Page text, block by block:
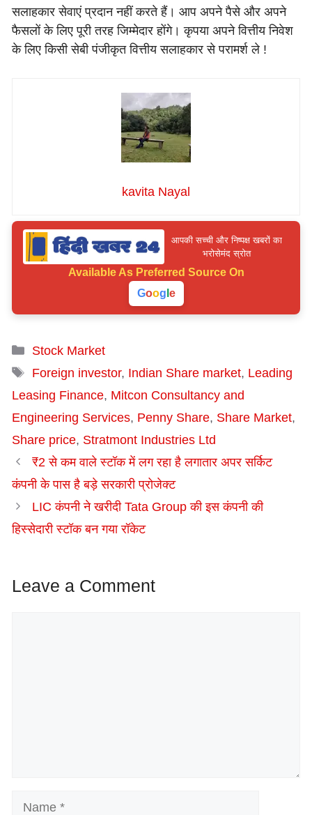
सलाहकार सेवाएं प्रदान नहीं करते हैं। आप अपने पैसे और अपने
फैसलों के लिए पूरी तरह जिम्मेदार होंगे। कृपया अपने वित्तीय निवेश
के लिए किसी सेबी पंजीकृत वित्तीय सलाहकार से परामर्श ले !
kavita Nayal
आपकी सच्ची और निष्पक्ष खबरों का
भरोसेमंद स्रोत
Available As Preferred Source On
Goog e
Categories
Stock Market
Tags
Foreign investor, Indian Share market, Leading
Leasing Finance, Mitcon Consultancy and
Engineering Services, Penny Share, Share Market,
Share price, Stratmont Industries Ltd
₹2 से कम वाले स्टॉक में लग रहा है लगातार अपर सर्किट
कंपनी के पास है बड़े सरकारी प्रोजेक्ट
LIC कंपनी ने खरीदी Tata Group की इस कंपनी की
हिस्सेदारी स्टॉक बन गया रॉकेट
Leave a Comment